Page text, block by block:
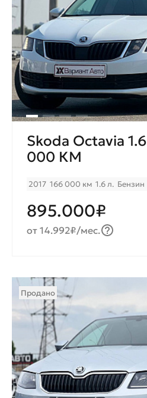
Skoda Octavia 1.6
000 КМ
2017 166 000 км 1.6 л. Бензин
895.000₽
от 14.992₽/мес.
Продано